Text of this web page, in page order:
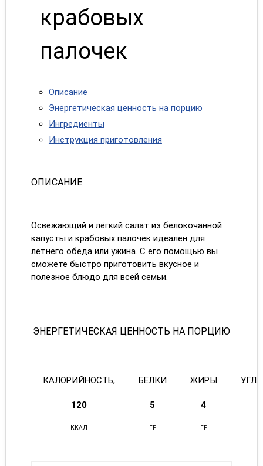
крабовых
палочек
Описание
Энергетическая ценность на порцию
Ингредиенты
Инструкция приготовления
ОПИСАНИЕ
Освежающий и лёгкий салат из белокочанной
капусты и крабовых палочек идеален для
летнего обеда или ужина. С его помощью вы
сможете быстро приготовить вкусное и
полезное блюдо для всей семьи.
ЭНЕРГЕТИЧЕСКАЯ ЦЕННОСТЬ НА ПОРЦИЮ
КАЛОРИЙНОСТЬ, БЕЛКИ ЖИРЫ
120 5 4
ККАЛ ГР ГР